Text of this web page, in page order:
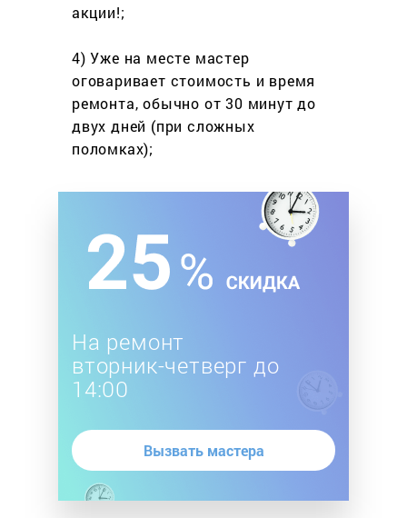
акции!;
4) Уже на месте мастер
оговаривает стоимость и время
ремонта, обычно от 30 минут до
двух дней (при сложных
поломках);
На ремонт
вторник-четверг до
14:00
Вызвать мастера